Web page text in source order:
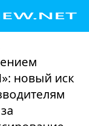
новый иск